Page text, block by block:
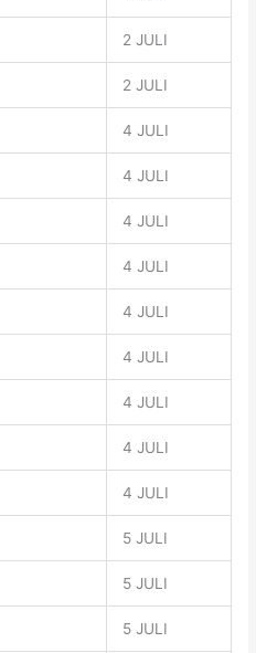
2 JULI
2 JULI
4 JULI
4 JULI
4 JULI
4 JULI
4 JULI
4 JULI
4 JULI
4 JULI
4 JULI
5 JULI
5 JULI
5 JULI